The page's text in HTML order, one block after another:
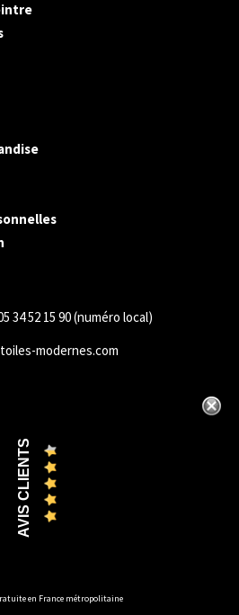
34 52 15 90 (numéro local)
modernes.com
AVIS CLIENTS
en France métropolitaine